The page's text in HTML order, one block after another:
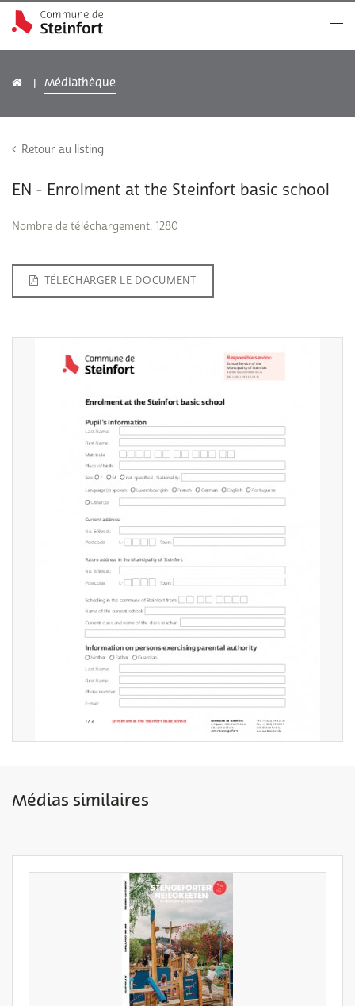
Médiathèque
Retour au listing
EN - Enrolment at the Steinfort basic school
Nombre de téléchargement: 1280
TÉLÉCHARGER LE DOCUMENT
Médias similaires